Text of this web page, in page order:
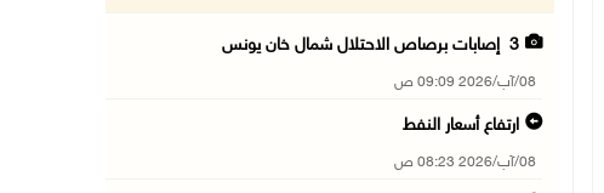
3 إصابات برصاص الاحتلال شمال خان يونس
08/آب/2026 09:09 ص
ارتفاع أسعار النفط
08/آب/2026 08:23 ص